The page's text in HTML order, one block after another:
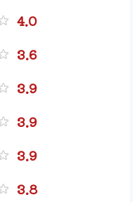
いる。部活から帰宅
い。カリキュラムにと
感じてしまうかもしれ
義塾高校
4.0
3.6
3.9
3.9
3.9
3.8